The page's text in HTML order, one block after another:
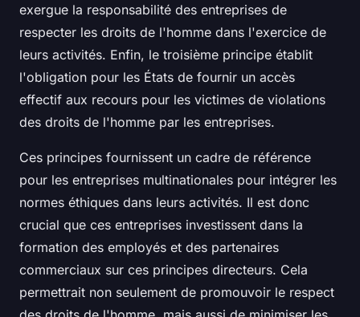
exergue la responsabilité des entreprises de
respecter les droits de l'homme dans l'exercice de
leurs activités. Enfin, le troisième principe établit
l'obligation pour les États de fournir un accès
effectif aux recours pour les victimes de violations
des droits de l'homme par les entreprises.
Ces principes fournissent un cadre de référence
pour les entreprises multinationales pour intégrer les
normes éthiques dans leurs activités. Il est donc
crucial que ces entreprises investissent dans la
formation des employés et des partenaires
commerciaux sur ces principes directeurs. Cela
permettrait non seulement de promouvoir le respect